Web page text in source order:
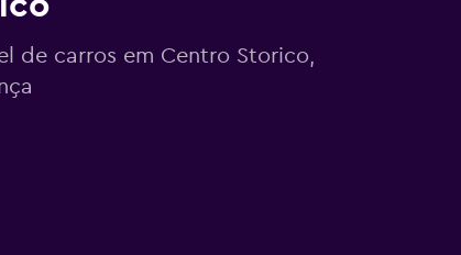
de carros em Centro Storico,